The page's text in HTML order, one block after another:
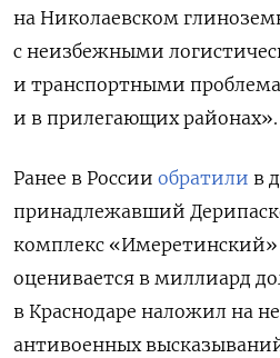
на Николаевском
с неизбежными
и транспортными
и в прилегающих районах».
Ранее в России обратили в
принадлежавший
комплекс
оценивается в миллиард
в Краснодаре наложил на
антивоенных